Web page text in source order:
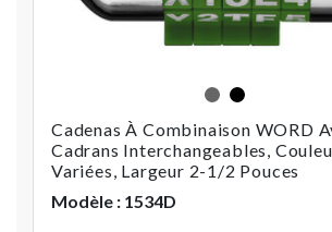
Assorties
Noir
Cadenas À Combinaison WORD
Cadrans Interchangeables,
Variées, Largeur 2-1/2 Pouces
Modèle : 1534D